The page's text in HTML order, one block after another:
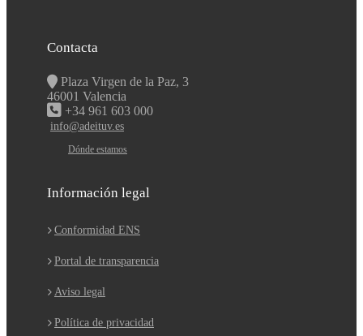
Contacta
Plaza Virgen de la Paz, 3
46001 Valencia
+34 961 603 000
info@adeituv.es
Dónde estamos
Información legal
Conformidad ENS
Portal de transparencia
Aviso legal
Política de privacidad